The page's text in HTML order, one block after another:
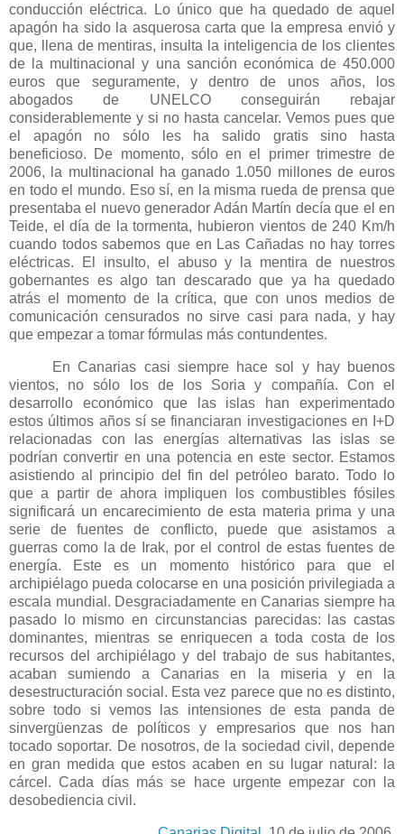
conducción eléctrica. Lo único que ha quedado de aquel
apagón ha sido la asquerosa carta que la empresa envió y
que, llena de mentiras, insulta la inteligencia de los clientes
de la multinacional y una sanción económica de 450.000
euros que seguramente, y dentro de unos años, los
abogados de UNELCO conseguirán rebajar
considerablemente y si no hasta cancelar. Vemos pues que
el apagón no sólo les ha salido gratis sino hasta
beneficioso. De momento, sólo en el primer trimestre de
2006, la multinacional ha ganado 1.050 millones de euros
en todo el mundo. Eso sí, en la misma rueda de prensa que
presentaba el nuevo generador Adán Martín decía que el en
Teide, el día de la tormenta, hubieron vientos de 240 Km/h
cuando todos sabemos que en Las Cañadas no hay torres
eléctricas. El insulto, el abuso y la mentira de nuestros
gobernantes es algo tan descarado que ya ha quedado
atrás el momento de la crítica, que con unos medios de
comunicación censurados no sirve casi para nada, y hay
que empezar a tomar fórmulas más contundentes.
En Canarias casi siempre hace sol y hay buenos
vientos, no sólo los de los Soria y compañía. Con el
desarrollo económico que las islas han experimentado
estos últimos años sí se financiaran investigaciones en I+D
relacionadas con las energías alternativas las islas se
podrían convertir en una potencia en este sector. Estamos
asistiendo al principio del fin del petróleo barato. Todo lo
que a partir de ahora impliquen los combustibles fósiles
significará un encarecimiento de esta materia prima y una
serie de fuentes de conflicto, puede que asistamos a
guerras como la de Irak, por el control de estas fuentes de
energía. Este es un momento histórico para que el
archipiélago pueda colocarse en una posición privilegiada a
escala mundial. Desgraciadamente en Canarias siempre ha
pasado lo mismo en circunstancias parecidas: las castas
dominantes, mientras se enriquecen a toda costa de los
recursos del archipiélago y del trabajo de sus habitantes,
acaban sumiendo a Canarias en la miseria y en la
desestructuración social. Esta vez parece que no es distinto,
sobre todo si vemos las intensiones de esta panda de
sinvergüenzas de políticos y empresarios que nos han
tocado soportar. De nosotros, de la sociedad civil, depende
en gran medida que estos acaben en su lugar natural: la
cárcel. Cada días más se hace urgente empezar con la
desobediencia civil.